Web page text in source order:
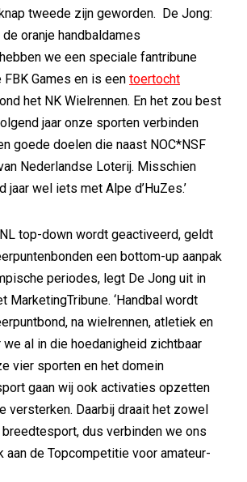
tweede zijn geworden. De Jong:
de oranje handbaldames
we een speciale fantribune
Games en is een toertocht
het NK Wielrennen. En het zou best
jaar onze sporten verbinden
goede doelen die naast NOC*NSF
Nederlandse Loterij. Misschien
jaar wel iets met Alpe d’HuZes.’
top-down wordt geactiveerd, geldt
een bottom-up aanpak
periodes, legt De Jong uit in
MarketingTribune. ‘Handbal wordt
na wielrennen, atletiek en
we al in die hoedanigheid zichtbaar
vier sporten en het domein
gaan wij ook activaties opzetten
versterken. Daarbij draait het zowel
dus verbinden we ons
aan de Topcompetitie voor amateur-